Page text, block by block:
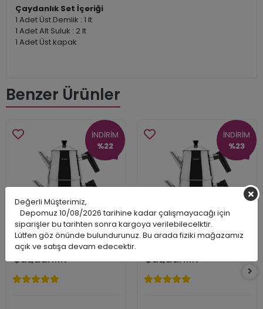
Çaydanlık Set İçeriği
1 Adet Üst Demlik : 1 lt
1 Adet Alt Suluk : 2 lt
1 Adet Üst kapak
Benzer Ürünler
İNDİRİM
%22
Heybeli Plus Midi
Çaydanlık
İNDİRİM
%23
Çaydanlık
Değerli Müşterimiz,
Depomuz 10/08/2026 tarihine kadar çalışmayacağı için
siparişler bu tarihten sonra kargoya verilebilecelktir.
Lütfen göz önünde bulundurunuz. Bu arada fiziki mağazamız
açık ve satışa devam edecektir.